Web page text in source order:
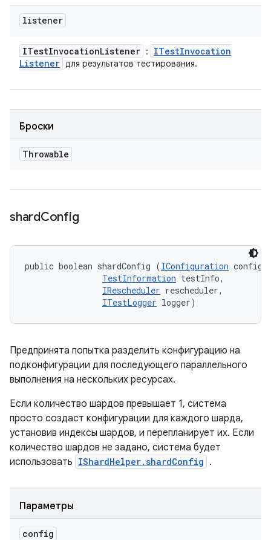
listener
ITestInvocationListener : ITestInvocation
Listener для результатов тестирования.
Броски
Throwable
shardConfig
public boolean shardConfig (IConfiguration
TestInformation testInfo,
IRescheduler rescheduler,
ITestLogger logger)
Предпринята попытка разделить конфигурацию на
подконфигурации для последующего параллельного
выполнения на нескольких ресурсах.
Если количество шардов превышает 1, система
просто создаст конфигурации для каждого шарда,
установив индексы шардов, и перепланирует их. Если
количество шардов не задано, система будет
использовать IShardHelper.shardConfig .
Параметры
config